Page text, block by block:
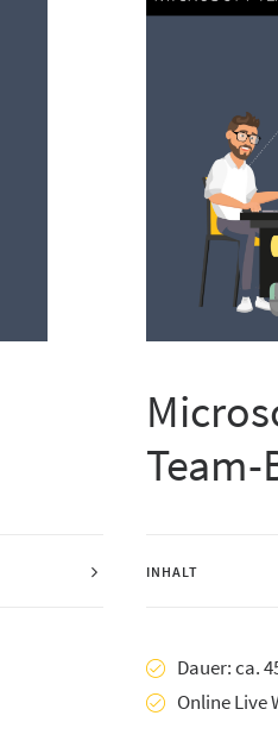
INHALT
Dauer: ca.
Online Live